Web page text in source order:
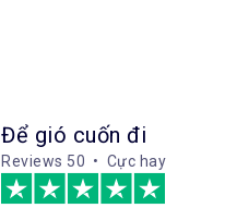
Để gió cuốn đi
Reviews 50 • Cực hay